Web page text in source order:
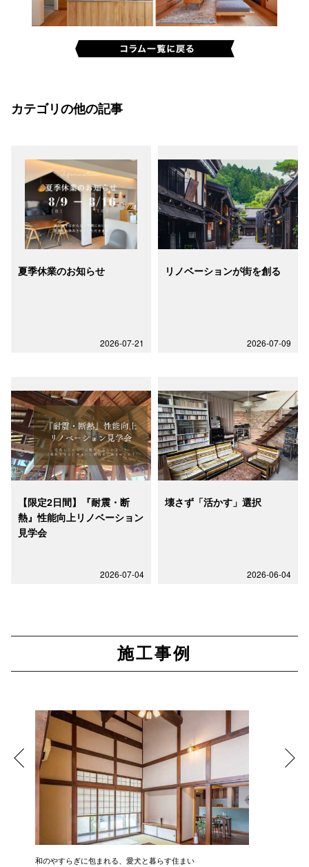
カテゴリの他の記事
​夏季休業のお知らせ
2026-07-21
リノベーションが街を創る
2026-07-09
【限定2日間】『耐震・断
熱』性能向上リノベーション
見学会
2026-07-04
壊さず「活かす」選択
2026-06-04
施工事例
和のやすらぎに包まれる、愛犬と暮らす住まい